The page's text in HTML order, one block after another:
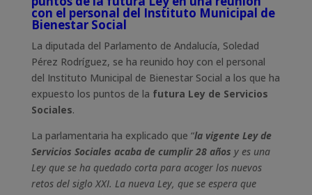
con el personal del Instituto Municipal de
Bienestar Social
La diputada del Parlamento de Andalucía, Soledad
Pérez Rodríguez, se ha reunido hoy con el personal
del Instituto Municipal de Bienestar Social a los que ha
expuesto los puntos de la futura Ley de Servicios
Sociales.
La parlamentaria ha explicado que “la vigente Ley de
Servicios Sociales acaba de cumplir 28 años y es una
Ley que se ha quedado corta para acoger los nuevos
retos del siglo XXI. La nueva Ley, que se espera que